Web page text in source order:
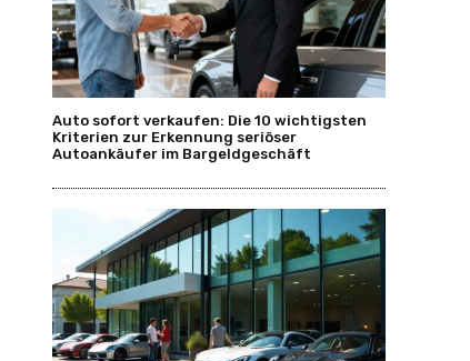
Auto sofort verkaufen: Die 10 wichtigsten
Kriterien zur Erkennung seriöser
Autoankäufer im Bargeldgeschäft